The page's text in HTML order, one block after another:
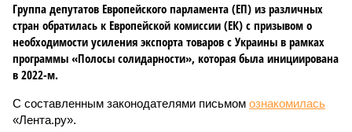
Группа депутатов Европейского парламента (ЕП) из различных
стран обратилась к Европейской комиссии (ЕК) с призывом о
необходимости усиления экспорта товаров с Украины в рамках
программы «Полосы солидарности», которая была инициирована
в 2022-м.
С составленным законодателями письмом ознакомилась
«Лента.ру».